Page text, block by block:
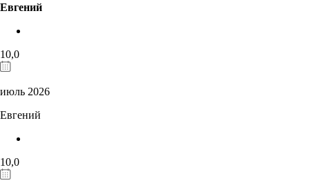
Евгений
10,0
июль 2026
Евгений
10,0